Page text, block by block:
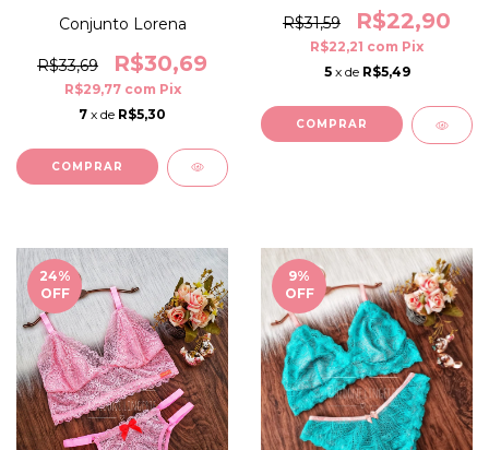
Conjunto Lorena
R$33,69 R$30,69
R$29,77 com Pix
7 x de R$5,30
COMPRAR
R$31,59 R$22,90
R$22,21 com Pix
5 x de R$5,49
COMPRAR
24%
OFF
9%
OFF